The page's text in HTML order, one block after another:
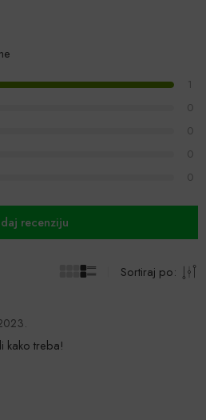
1
0
0
0
0
recenziju
Sortiraj po:
kako treba!